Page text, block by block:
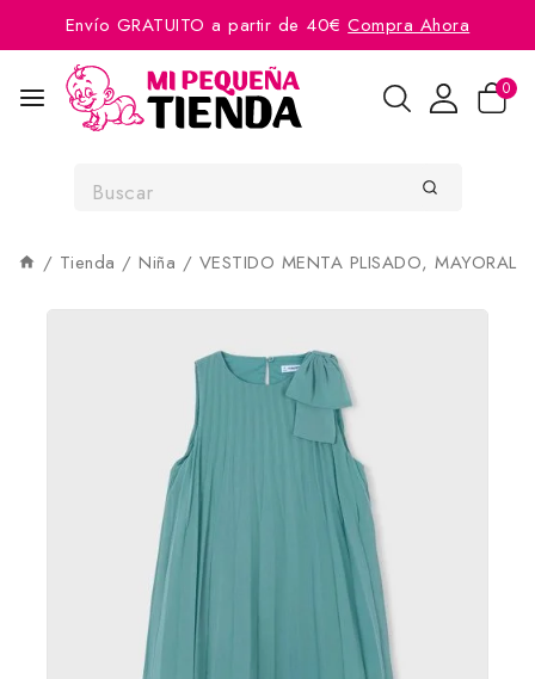
Envío GRATUITO a partir de 40€Compra Ahora
0
/ Tienda / Niña / VESTIDO MENTA PLISADO, MAYORAL